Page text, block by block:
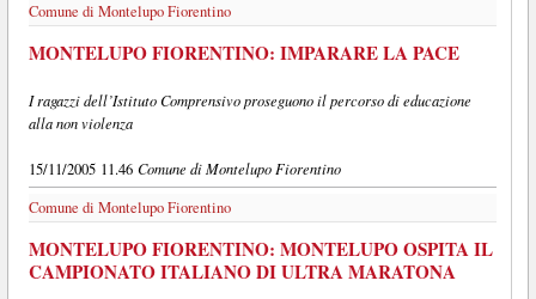
Comune di Montelupo Fiorentino
MONTELUPO FIORENTINO: IMPARARE LA PACE
I ragazzi dell’Istituto Comprensivo proseguono il percorso di educazione
alla non violenza
15/11/2005 11.46 Comune di Montelupo Fiorentino
Comune di Montelupo Fiorentino
MONTELUPO FIORENTINO: MONTELUPO OSPITA IL
CAMPIONATO ITALIANO DI ULTRA MARATONA